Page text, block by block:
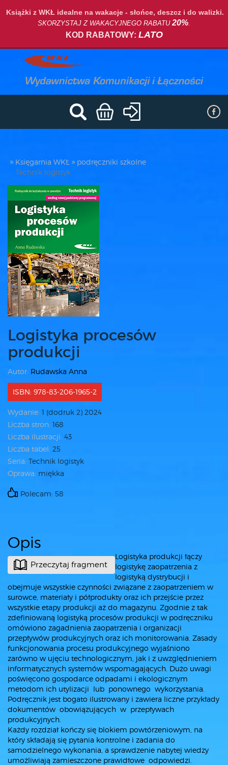
Książki z WKŁ idealne na wakacje - słońce, deszcz i do walizki.
SKORZYSTAJ Z WAKACYJNEGO RABATU20%.
KOD RABATOWY: LATO
Księgarnia WKŁ
podręczniki szkolne
Technik logistyk
Logistyka procesów
produkcji
Autor: Rudawska Anna
ISBN: 978-83-206-1965-2
Wydanie: 1 (dodruk 2) 2024
Liczba stron: 168
Liczba ilustracji: 43
Liczba tabel: 25
Seria: Technik logistyk
Oprawa: miękka
Polecam: 58
Opis
Przeczytaj fragment
Logistyka produkcji łączy
logistykę zaopatrzenia z
logistyką dystrybucji i
obejmuje wszystkie czynności związane z zaopatrzeniem w
surowce, materiały i półprodukty oraz ich przejście przez
wszystkie etapy produkcji aż do magazynu. Zgodnie z tak
zdefiniowaną logistyką procesów produkcji w podręczniku
omówiono zagadnienia zaopatrzenia i organizacji
przepływów produkcyjnych oraz ich monitorowania. Zasady
funkcjonowania procesu produkcyjnego wyjaśniono
zarówno w ujęciu technologicznym, jak i z uwzględ­nieniem
informatycznych systemów wspomagających. Dużo uwagi
poświęcono gospodarce odpadami i ekologicznym
metodom ich utylizacji lub ponownego wykorzystania.
Podręcznik jest bogato ilustrowany i zawiera liczne przykłady
dokumentów obowiązujących w przepływach
produkcyjnych.
Każdy rozdział kończy się blokiem powtórzeniowym, na
który składają się pytania kontrolne i zadania do
samodzielnego wykonania, a sprawdzenie nabytej wiedzy
umożliwiają zamieszczone prawidłowe odpowiedzi.